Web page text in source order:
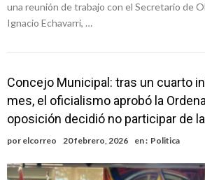
una reunión de trabajo con el Secretario de
Ignacio Echavarri, …
Concejo Municipal: tras un cuarto
mes, el oficialismo aprobó la
oposición decidió no participar de
por elcorreo 20 febrero, 2026 en : Politica